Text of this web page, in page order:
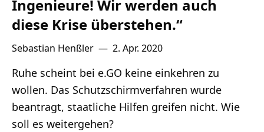
Ingenieure! Wir werden auch
diese Krise überstehen.“
Sebastian Henßler — 2. Apr. 2020
Ruhe scheint bei e.GO keine einkehren zu
wollen. Das Schutzschirmverfahren wurde
beantragt, staatliche Hilfen greifen nicht. Wie
soll es weitergehen?